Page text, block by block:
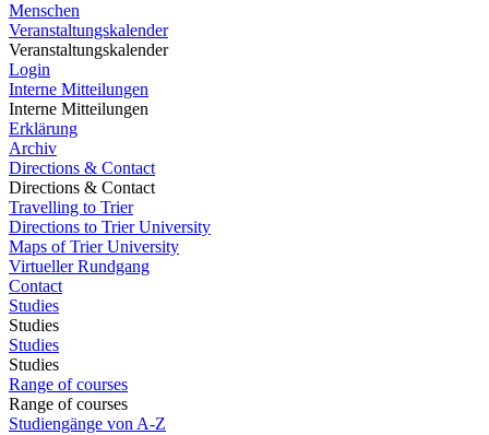
Menschen
Veranstaltungskalender
Veranstaltungskalender
Login
Interne Mitteilungen
Interne Mitteilungen
Erklärung
Archiv
Directions & Contact
Directions & Contact
Travelling to Trier
Directions to Trier University
Maps of Trier University
Virtueller Rundgang
Contact
Studies
Studies
Studies
Studies
Range of courses
Range of courses
Studiengänge von A-Z